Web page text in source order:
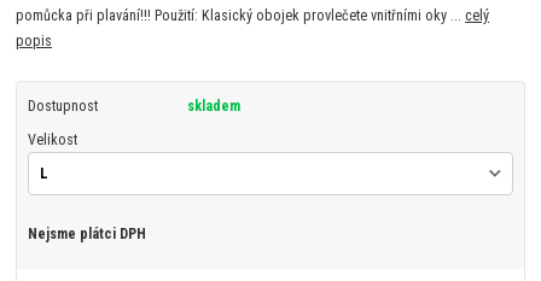
pomůcka při plavání!!! Použití: Klasický obojek provlečete vnitřními oky ...celý
popis
Dostupnost skladem
Velikost
Nejsme plátci DPH